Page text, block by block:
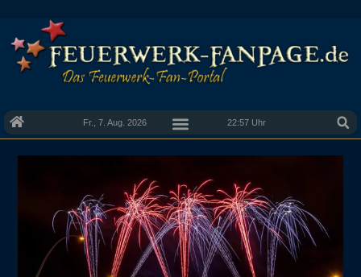
Fr., 7. Aug. 2026 22:57 Uhr